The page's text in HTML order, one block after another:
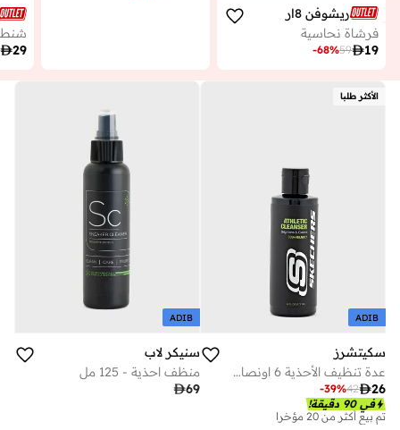
ريشوفن 8ار
فرشاة نحاسية
19
59
-68%
29
الأكثر طلبا
ADIB
سكيتشرز
عدة تنظيف الأحذية 6 اونصات سائلة
26
42
-39%
في 90 دقيقة!
تم بيع أكثر من 20 مؤخرا
ADIB
سنيكر لاب
منظف احذية - 125 مل
69